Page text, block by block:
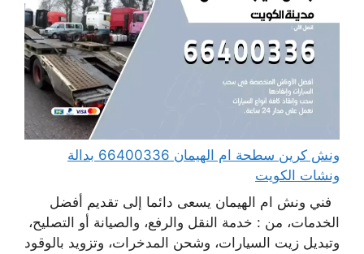
ونش كرين سطحة ام الهيمان 66400336 بدالة
ونشات الكويت
فني ونش ام الهيمان يسعى دائما إلى تقديم أفضل
الخدمات، من : خدمة النقل والرفع، والصيانة أو التصليح،
وتبديل زيت السيارات، وشحن المدخرات، وتزويد بالوقود